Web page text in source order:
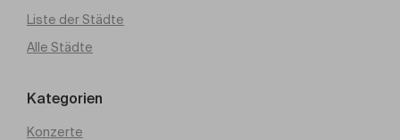
Liste der Städte
Alle Städte
Kategorien
Konzerte